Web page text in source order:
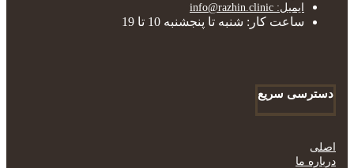
ایمیل: info@razhin.clinic
ساعت کار: شنبه تا پنجشنبه 10 تا 19
دسترسی سریع
اصلی
درباره ما